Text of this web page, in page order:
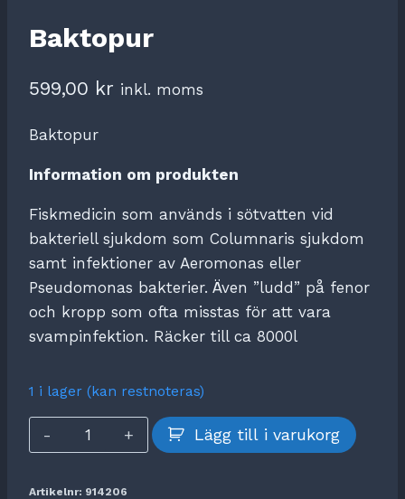
Baktopur
599,00 kr inkl. moms
Baktopur
Information om produkten
Fiskmedicin som används i sötvatten vid
bakteriell sjukdom som Columnaris sjukdom
samt infektioner av Aeromonas eller
Pseudomonas bakterier. Även ”ludd” på fenor
och kropp som ofta misstas för att vara
svampinfektion. Räcker till ca 8000l
1 i lager (kan restnoteras)
Baktopur
mängd
Lägg till i varukorg
Artikelnr: 914206